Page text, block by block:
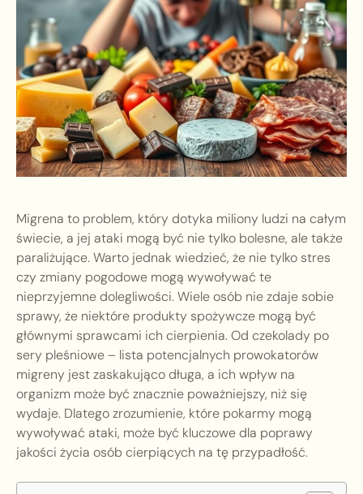
Migrena to problem, który dotyka miliony ludzi na całym
świecie, a jej ataki mogą być nie tylko bolesne, ale także
paraliżujące. Warto jednak wiedzieć, że nie tylko stres
czy zmiany pogodowe mogą wywoływać te
nieprzyjemne dolegliwości. Wiele osób nie zdaje sobie
sprawy, że niektóre produkty spożywcze mogą być
głównymi sprawcami ich cierpienia. Od czekolady po
sery pleśniowe – lista potencjalnych prowokatorów
migreny jest zaskakująco długa, a ich wpływ na
organizm może być znacznie poważniejszy, niż się
wydaje. Dlatego zrozumienie, które pokarmy mogą
wywoływać ataki, może być kluczowe dla poprawy
jakości życia osób cierpiących na tę przypadłość.